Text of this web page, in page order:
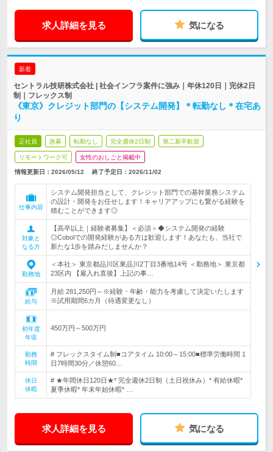
求人詳細を見る 気になる
新着
セントラル技研株式会社 | 社会インフラ案件に強み｜年休120日｜完休2日
制｜フレックス制
《東京》クレジット部門の【システム開発】＊転勤なし＊在宅あ
り
正社員 急募 転勤なし 完全週休2日制 第二新卒歓迎
リモートワーク可 女性のおしごと掲載中
情報更新日：2026/05/12 終了予定日： 2026/11/02
仕事内容
システム開発担当として、クレジット部門での基幹業務システム
の設計・開発をお任せします！キャリアアップにも繋がる経験を
積むことができます◎
対象と
なる方
【高卒以上｜経験者募集】＜必須＞◆システム開発の経験
◎Cobolでの開発経験がある方は歓迎します！あなたも、当社で
新たな1歩を踏みだしませんか？
勤務地
＜本社＞ 東京都品川区東品川2丁目3番地14号 ＜勤務地＞ 東京都
23区内 【雇入れ直後】上記の事…
給与
月給 281,250円～※経験・年齢・能力を考慮して決定いたします
※試用期間6カ月（待遇変更なし）
初年度
年収
450万円～500万円
勤務
時間
# フレックスタイム制■コアタイム 10:00～15:00■標準労働時間 1
日7時間30分／休憩60…
休日
休暇
# ★年間休日120日★* 完全週休2日制（土日祝休み）* 有給休暇*
夏季休暇* 年末年始休暇* …
求人詳細を見る 気になる